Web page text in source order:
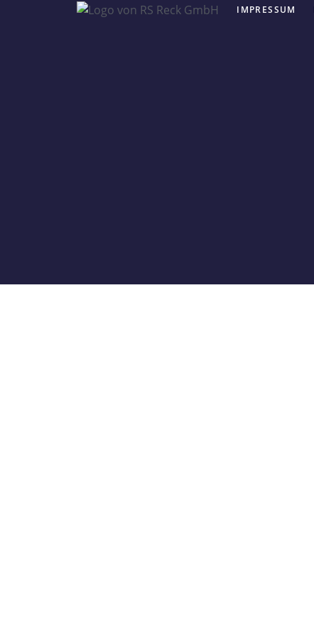
IMPRESSUM